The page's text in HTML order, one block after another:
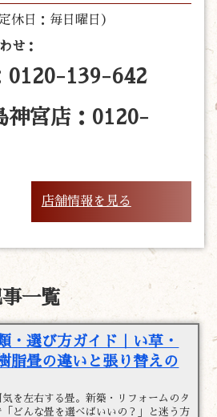
休日：毎日曜日）
せ：
0120-139-642
神宮店：0120-
店舗情報を見る
一覧
・選び方ガイド｜い草・
脂畳の違いと張り替えの
を左右する畳。新築・リフォームのタ
「どんな畳を選べばいいの？」と迷う方